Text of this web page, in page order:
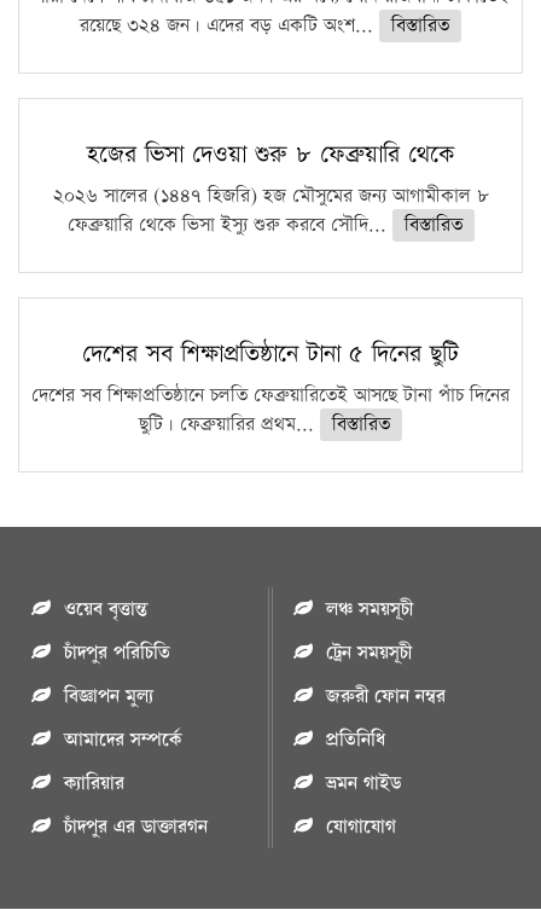
রয়েছে ৩২৪ জন। এদের বড় একটি অংশ...
বিস্তারিত
হজের ভিসা দেওয়া শুরু ৮ ফেব্রুয়ারি থেকে
২০২৬ সালের (১৪৪৭ হিজরি) হজ মৌসুমের জন্য আগামীকাল ৮
ফেব্রুয়ারি থেকে ভিসা ইস্যু শুরু করবে সৌদি...
বিস্তারিত
দেশের সব শিক্ষাপ্রতিষ্ঠানে টানা ৫ দিনের ছুটি
দেশের সব শিক্ষাপ্রতিষ্ঠানে চলতি ফেব্রুয়ারিতেই আসছে টানা পাঁচ দিনের
ছুটি। ফেব্রুয়ারির প্রথম...
বিস্তারিত
ওয়েব বৃত্তান্ত
চাঁদপুর পরিচিতি
বিজ্ঞাপন মুল্য
আমাদের সম্পর্কে
ক্যারিয়ার
চাঁদপুর এর ডাক্তারগন
লঞ্চ সময়সূচী
ট্রেন সময়সূচী
জরুরী ফোন নম্বর
প্রতিনিধি
ভ্রমন গাইড
যোগাযোগ